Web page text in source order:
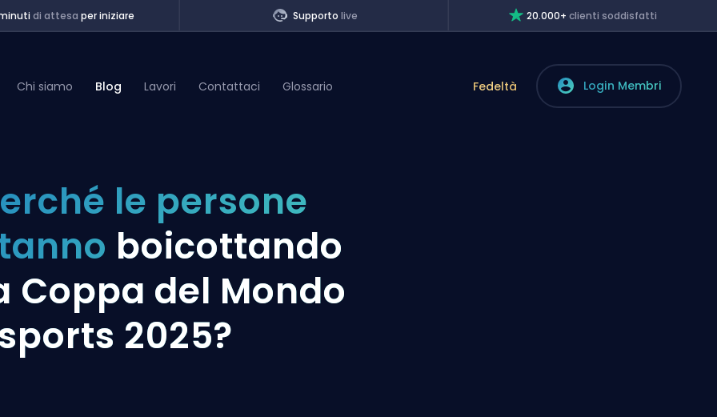
di attesa per iniziare Supporto live 20.000+clienti soddisfatti
Chi siamo Blog Lavori Contattaci Glossario Fedeltà Login Membri
le persone
boicottando
Coppa del Mondo
2025?